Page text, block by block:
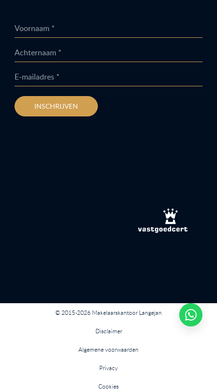
Voornaam *
Achternaam *
E-mailadres *
INSCHRIJVEN
© 2015-2026 Makelaarskantoor Langejan
Disclaimer
Algemene voorwaarden
Privacy
Cookies